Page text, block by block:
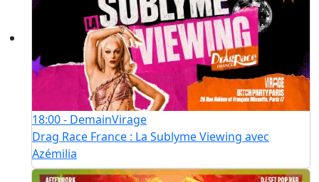
18:00 - DemainVirage
Drag Race France : La Sublyme Viewing avec
Azémilia